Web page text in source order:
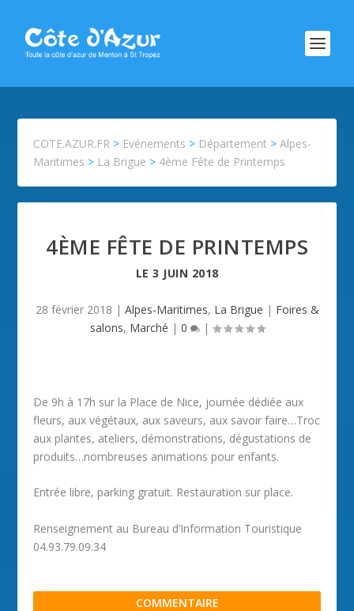
COTE.AZUR.FR > Evénements > Département >Alpes-
Maritimes > La Brigue > 4ème Fête de Printemps
4ÈME FÊTE DE PRINTEMPS
LE 3 JUIN 2018
28 février 2018 | Alpes-Maritimes, La Brigue | Foires &
salons, Marché | 0 |
De 9h à 17h sur la Place de Nice, journée dédiée aux
fleurs, aux végétaux, aux saveurs, aux savoir faire…Troc
aux plantes, ateliers, démonstrations, dégustations de
produits…nombreuses animations pour enfants.
Entrée libre, parking gratuit. Restauration sur place.
Renseignement au Bureau d’Information Touristique
04.93.79.09.34
COMMENTAIRE